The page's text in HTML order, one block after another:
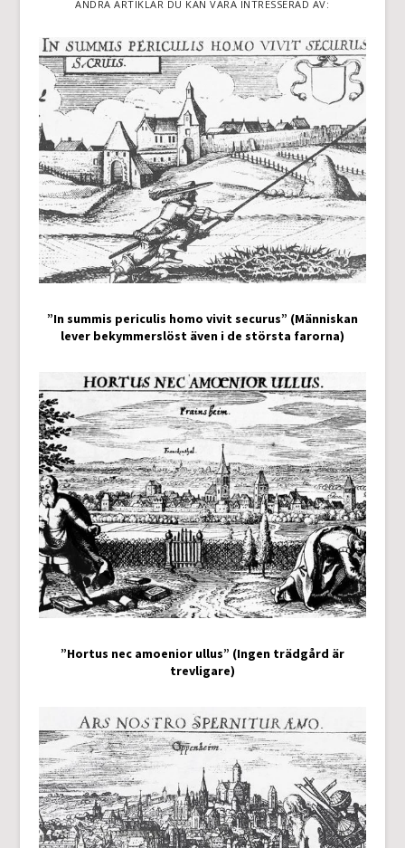
ANDRA ARTIKLAR DU KAN VARA INTRESSERAD AV:
”In summis periculis homo vivit securus” (Människan
lever bekymmerslöst även i de största farorna)
”Hortus nec amoenior ullus” (Ingen trädgård är
trevligare)